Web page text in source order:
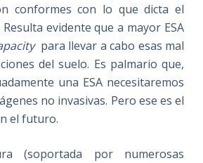
conformes con lo que dicta el
evidente que a mayor ESA
para llevar a cabo esas mal
del suelo. Es palmario que,
una ESA necesitaremos
no invasivas. Pero ese es el
el futuro.
(soportada por numerosas